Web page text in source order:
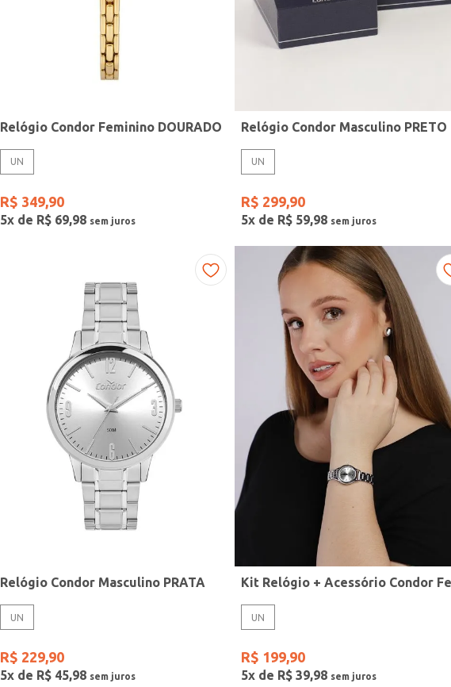
Relógio Condor Feminino DOURADO
UN
R$ 349,90
5x de R$ 69,98
Relógio Condor Masculino PRETO
UN
R$ 299,90
5x de R$ 59,98
Relógio Condor Masculino PRATA
UN
R$ 229,90
5x de R$ 45,98
UN
R$ 199,90
5x de R$ 39,98